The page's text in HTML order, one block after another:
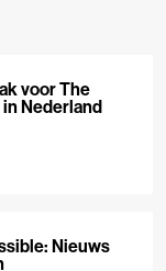
voor The
Nederland
Nieuws